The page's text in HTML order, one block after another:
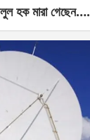
হক মারা গেছেন….